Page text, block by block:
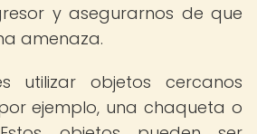
y asegurarnos de que
amenaza.
utilizar objetos cercanos
ejemplo, una chaqueta o